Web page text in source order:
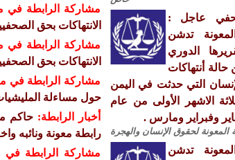
عاجل :
تدشن
الدوري
حالة أنتهاكات
التي حدثت في اليمن
الاشهر الأولى من عام
المعونة لحقوق الإنسان والهجرة
تدشن
مشاركة الرابطة في
الانتهاكات بحق
مشاركة الرابطة في
الانتهاكات بحق
مشاركة الرابطة في
حول مساءلة
أخبار الرابطة:حاكم
رابطة معونة ونائبه
مشاركة الرابطة